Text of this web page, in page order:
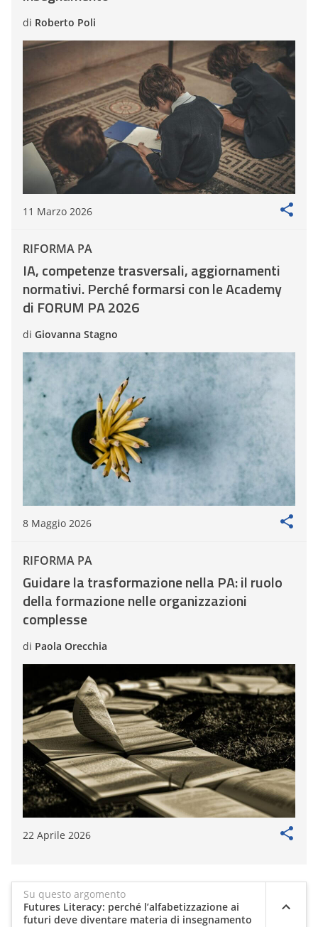
di Roberto Poli
11 Marzo 2026
RIFORMA PA
IA, competenze trasversali, aggiornamenti
normativi. Perché formarsi con le Academy
di FORUM PA 2026
di Giovanna Stagno
8 Maggio 2026
RIFORMA PA
Guidare la trasformazione nella PA: il ruolo
della formazione nelle organizzazioni
complesse
di Paola Orecchia
22 Aprile 2026
Su questo argomento
Futures Literacy: perché l’alfabetizzazione ai
futuri deve diventare materia di insegnamento